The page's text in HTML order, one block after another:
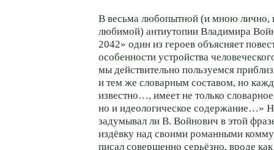
В весьма любопытной (и мною лично,
любимой) антиутопии Владимира
2042» один из героев объясняет
особенности устройства
мы действительно пользуемся
и тем же словарным составом, но
известно…, имеет не только
но и идеологическое содержание…»
задумывал ли В. Войнович в этой
издёвку над своими романными
писал совершенно серьёзно, вроде